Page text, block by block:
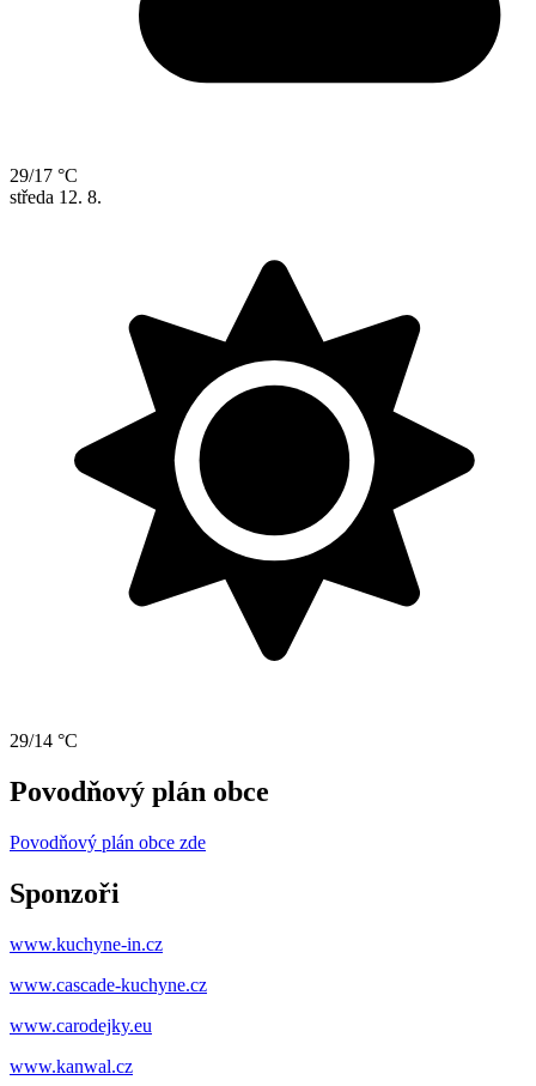
29/17 °C
středa 12. 8.
29/14 °C
Povodňový plán obce
Povodňový plán obce zde
Sponzoři
www.kuchyne-in.cz
www.cascade-kuchyne.cz
www.carodejky.eu
www.kanwal.cz